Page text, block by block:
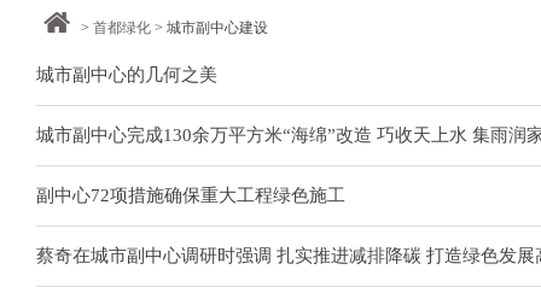
> 首都绿化> 城市副中心建设
城市副中心的几何之美
城市副中心完成130余万平方米“海绵”改造 巧收天上水 集雨润
副中心72项措施确保重大工程绿色施工
蔡奇在城市副中心调研时强调 扎实推进减排降碳 打造绿色发